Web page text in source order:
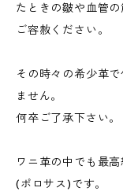
たときの皺や血管
ご容赦ください。
その時々の希少革
ません。
何卒ご了承下さい。
ワニ革の中でも最
(ポロサス)です。